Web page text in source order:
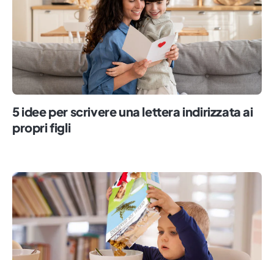
5 idee per scrivere una lettera indirizzata ai
propri figli